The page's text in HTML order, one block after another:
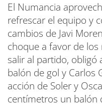
El Numancia
refrescar el equipo y
cambios de Javi
choque a favor de
salir al partido, obligó
balón de gol y Carlos
acción de Soler y
centímetros un balón